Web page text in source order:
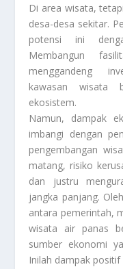
Di area wisata,
desa-desa sekitar.
potensi ini
Membangun
menggandeng
kawasan wisata
ekosistem.
Namun, dampak
imbangi dengan
pengembangan
matang, risiko
dan justru
jangka panjang.
antara pemerintah,
wisata air panas
sumber ekonomi
Inilah dampak